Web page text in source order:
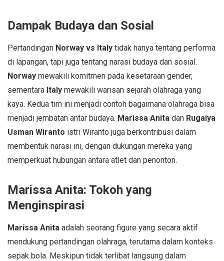
Dampak Budaya dan Sosial
Pertandingan Norway vs Italy tidak hanya tentang performa
di lapangan, tapi juga tentang narasi budaya dan sosial.
Norway mewakili komitmen pada kesetaraan gender,
sementara Italy mewakili warisan sejarah olahraga yang
kaya. Kedua tim ini menjadi contoh bagaimana olahraga bisa
menjadi jembatan antar budaya. Marissa Anita dan Rugaiya
Usman Wiranto istri Wiranto juga berkontribusi dalam
membentuk narasi ini, dengan dukungan mereka yang
memperkuat hubungan antara atlet dan penonton.
Marissa Anita: Tokoh yang
Menginspirasi
Marissa Anita adalah seorang figure yang secara aktif
mendukung pertandingan olahraga, terutama dalam konteks
sepak bola. Meskipun tidak terlibat langsung dalam